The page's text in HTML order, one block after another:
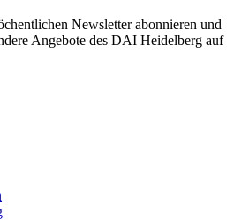
Newsletter abonnieren und
Angebote des DAI Heidelberg auf